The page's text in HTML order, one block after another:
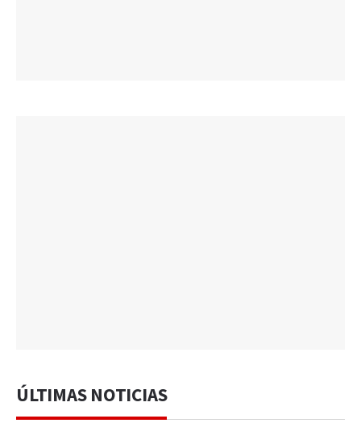
ÚLTIMAS NOTICIAS